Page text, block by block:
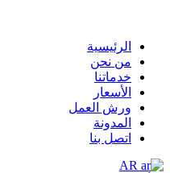
الرئيسية
من نحن
خدماتنا
الأسعار
ورش العمل
المدونة
اتصل بنا
AR